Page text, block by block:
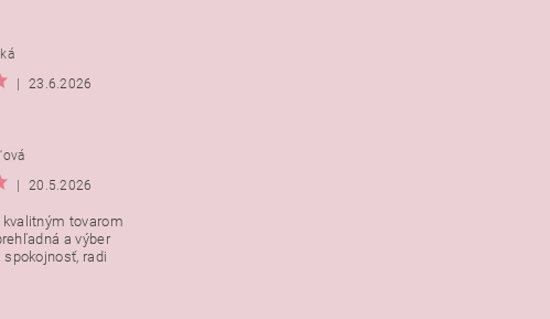
s
23.6.2026
20.5.2026
tovarom
a výber
radi